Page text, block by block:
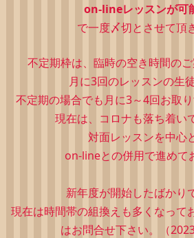
on-lineレッスンが可
で一度〆切とさせて頂
不定期枠は、 臨時の空き時間のご
月に3回のレッスンの生徒
不定期の場合でも月に3～4回お取り
現在は、コロナも落ち着い
対面レッスンを中心
on-lineとの併用で進めて
新年度が開始したばかり
現在は時間帯の組換えも多くなって
はお問合せ下さい。（